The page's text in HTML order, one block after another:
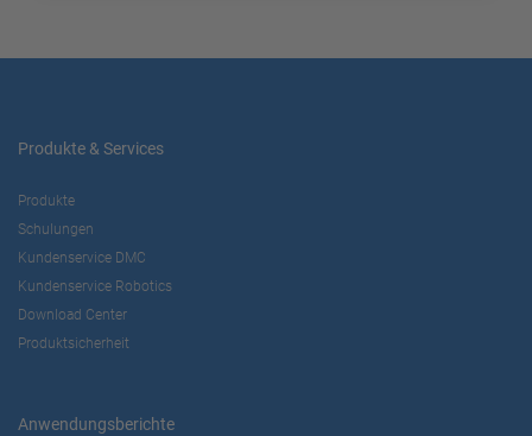
Produkte & Services
Produkte
Schulungen
Kundenservice DMC
Kundenservice Robotics
Download Center
Produktsicherheit
Anwendungsberichte